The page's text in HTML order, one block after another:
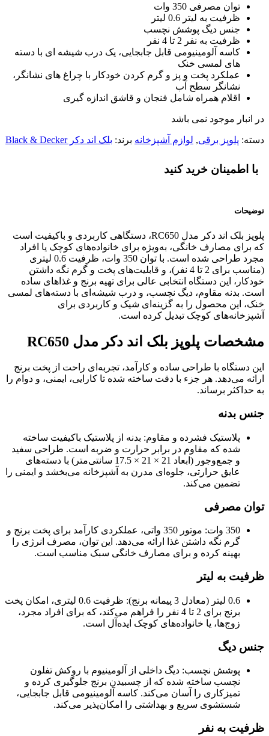
توان مصرفی 350 وات
ظرفیت به لیتر 0.6 لیتر
جنس دیگ پوشش نچسب
ظرفیت به نفر 2 تا 4 نفر
کاسه آلومینیومی قابل جابجایی، یک درب شیشه ای با دسته
های لمسی خنک
عملکرد پخت و پز و گرم کردن خودکار با چراغ های نشانگر،
نشانگر سطح آب
اقلام همراه شامل فنجان و قاشق اندازه گیری
در انبار موجود نمی باشد
دسته: پلوپز برقی, لوازم آشپزخانه برند: بلک اند دکر Black & Decker
با اطمینان خرید کنید
توضیحات
پلوپز بلک اند دکر مدل RC650، دستگاهی کاربردی و باکیفیت است
که برای مصارف خانگی، به‌ویژه برای خانواده‌های کوچک یا افراد
مجرد طراحی شده است. با توان 350 وات، ظرفیت 0.6 لیتری
(مناسب برای 2 تا 4 نفر)، و قابلیت‌های پخت و گرم نگه داشتن
خودکار، این دستگاه انتخابی عالی برای تهیه برنج و غذاهای ساده
است. بدنه مقاوم، دیگ نچسب، و درب شیشه‌ای با دسته‌های لمسی
خنک، این محصول را به گزینه‌ای شیک و کاربردی برای
آشپزخانه‌های کوچک تبدیل کرده است.
مشخصات پلوپز بلک اند دکر مدل RC650
این دستگاه با طراحی ساده و کارآمد، تجربه‌ای راحت از پخت برنج
ارائه می‌دهد. هر جزء با دقت ساخته شده تا کارایی، ایمنی، و دوام را
به حداکثر برساند.
جنس بدنه
پلاستیک فشرده و مقاوم: بدنه از پلاستیک باکیفیت ساخته
شده که مقاوم در برابر حرارت و ضربه است. طراحی سفید
و جمع‌وجور (ابعاد 21 × 21 × 17.5 سانتی‌متر) با دسته‌های
عایق حرارتی، جلوه‌ای مدرن به آشپزخانه می‌بخشد و ایمنی را
تضمین می‌کند.
توان مصرفی
350 وات: موتور 350 واتی، عملکردی کارآمد برای پخت برنج و
گرم نگه داشتن غذا ارائه می‌دهد. این توان، مصرف انرژی را
بهینه کرده و برای مصارف خانگی سبک مناسب است.
ظرفیت به لیتر
0.6 لیتر (معادل 3 پیمانه برنج): ظرفیت 0.6 لیتری، امکان پخت
برنج برای 2 تا 4 نفر را فراهم می‌کند، که برای افراد مجرد،
زوج‌ها، یا خانواده‌های کوچک ایده‌آل است.
جنس دیگ
پوشش نچسب: دیگ داخلی از آلومینیوم با روکش تفلون
نچسب ساخته شده که از چسبیدن برنج جلوگیری کرده و
تمیزکاری را آسان می‌کند. کاسه آلومینیومی قابل جابجایی،
شستشوی سریع و بهداشتی را امکان‌پذیر می‌کند.
ظرفیت به نفر